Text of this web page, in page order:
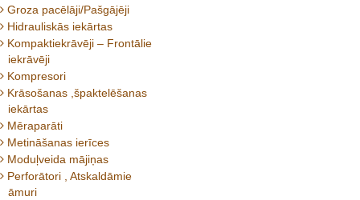
Groza pacēlāji/Pašgājēji
Hidrauliskās iekārtas
Kompaktiekrāvēji – Frontālie
iekrāvēji
Kompresori
Krāsošanas ,špaktelēšanas
iekārtas
Mēraparāti
Metināšanas ierīces
Moduļveida mājiņas
Perforātori , Atskaldāmie
āmuri